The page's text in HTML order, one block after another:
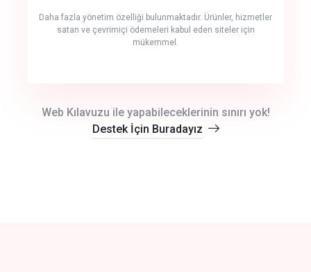
Daha fazla yönetim özelliği bulunmaktadır. Ürünler, hizmetler
satan ve çevrimiçi ödemeleri kabul eden siteler için
mükemmel.
Web Kılavuzu ile yapabileceklerinin sınırı yok!
Destek İçin Buradayız